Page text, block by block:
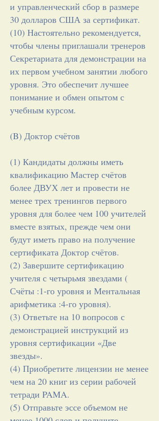
и управленческий сбор в размере
30 долларов США за сертификат.
(10) Настоятельно рекомендуется,
чтобы члены приглашали тренеров
Секретариата для демонстрации на
их первом учебном занятии любого
уровня. Это обеспечит лучшее
понимание и обмен опытом с
учебным курсом.
​(B) Доктор счётов
(1) Кандидаты должны иметь
квалификацию Мастер счётов
более ДВУХ лет и провести не
менее трех тренингов первого
уровня для более чем 100 учителей
вместе взятых, прежде чем они
будут иметь право на получение
сертификата Доктор счётов.
(2) Завершите сертификацию
учителя с четырьмя звездами (
Счёты :1-го уровня и Ментальная
арифметика :4-го уровня).
(3) Ответьте на 10 вопросов с
демонстрацией инструкций из
уровня сертификации «Две
звезды».
(4) Приобретите лицензии не менее
чем на 20 книг из серии рабочей
тетради PAMA.
(5) Отправьте эссе объемом не